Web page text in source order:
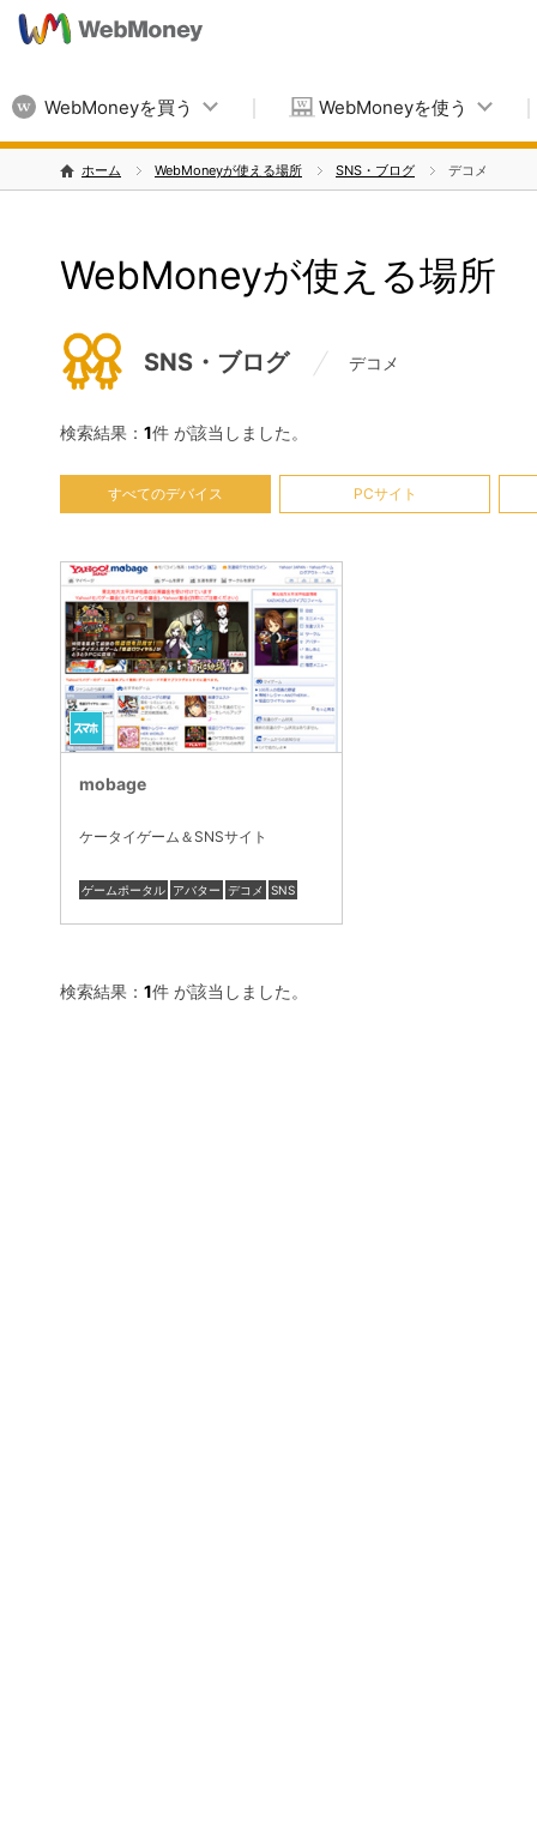
WebMoneyを買う WebMoneyを使う
ホーム WebMoneyが使える場所 SNS・ブログ デコメ
WebMoneyが使える場所
SNS・ブログ デコメ
検索結果： 1件 が該当しました。
すべてのデバイス PCサイト
mobage
ケータイゲーム＆SNSサイト
ゲームポータル アバター デコメ SNS
検索結果： 1件 が該当しました。